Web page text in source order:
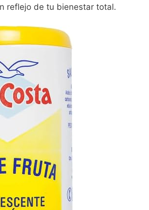
reflejo de tu bienestar total.